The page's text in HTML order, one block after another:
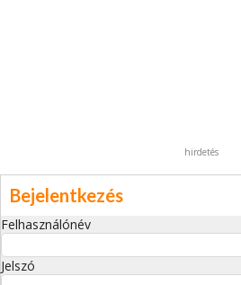
hirdetés
Bejelentkezés
Felhasználónév
Jelszó